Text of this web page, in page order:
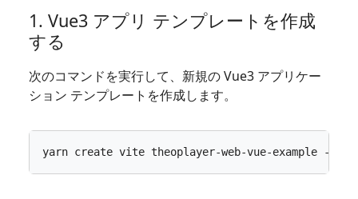
1. Vue3 アプリ テンプレートを作成
する
次のコマンドを実行して、新規の Vue3 アプリケー
ション テンプレートを作成します。